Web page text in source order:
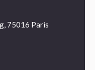
75016 Paris